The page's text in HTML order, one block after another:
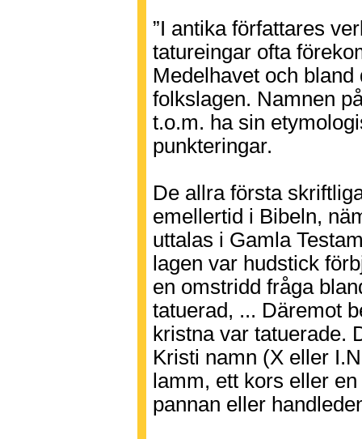
”I antika författares
tatureingar ofta
Medelhavet och
folkslagen. Namnen
t.o.m. ha sin
punkteringar.
De allra första
emellertid i Bibeln,
uttalas i Gamla
lagen var hudstick
en omstridd fråga
tatuerad, ... Däremot
kristna var tatuerade.
Kristi namn (X eller
lamm, ett kors eller
pannan eller